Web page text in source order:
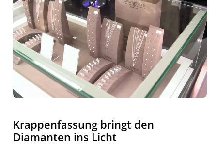
Krappenfassung bringt den
Diamanten ins Licht